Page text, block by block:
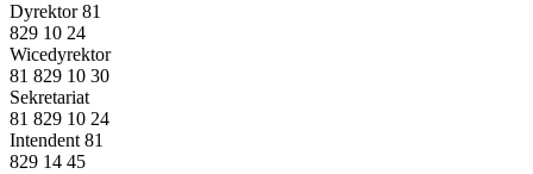
Dyrektor 81
829 10 24
Wicedyrektor
81 829 10 30
Sekretariat
81 829 10 24
Intendent 81
829 14 45